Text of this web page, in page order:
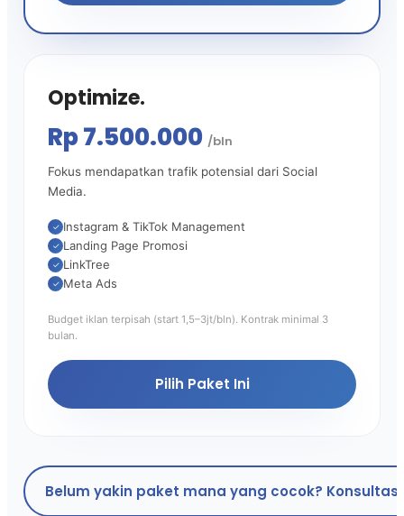
Optimize.
Rp 7.500.000 /bln
Fokus mendapatkan trafik potensial dari Social
Media.
✓ Instagram & TikTok Management
✓ Landing Page Promosi
✓ LinkTree
✓ Meta Ads
Budget iklan terpisah (start 1,5–3jt/bln). Kontrak minimal 3
bulan.
Pilih Paket Ini
Belum yakin paket mana yang cocok?